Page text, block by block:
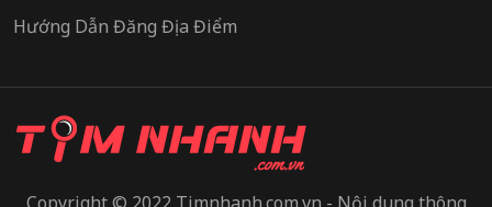
Hướng Dẫn Đăng Địa Điểm